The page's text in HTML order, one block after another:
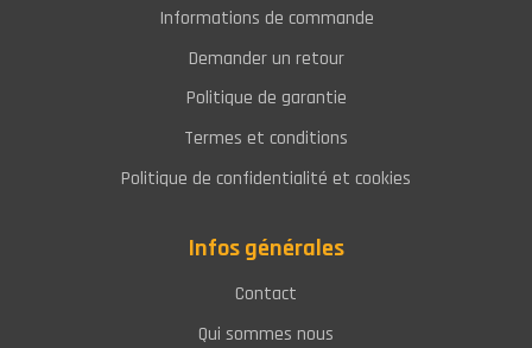
Informations de commande
Demander un retour
Politique de garantie
Termes et conditions
Politique de confidentialité et cookies
Infos générales
Contact
Qui sommes nous